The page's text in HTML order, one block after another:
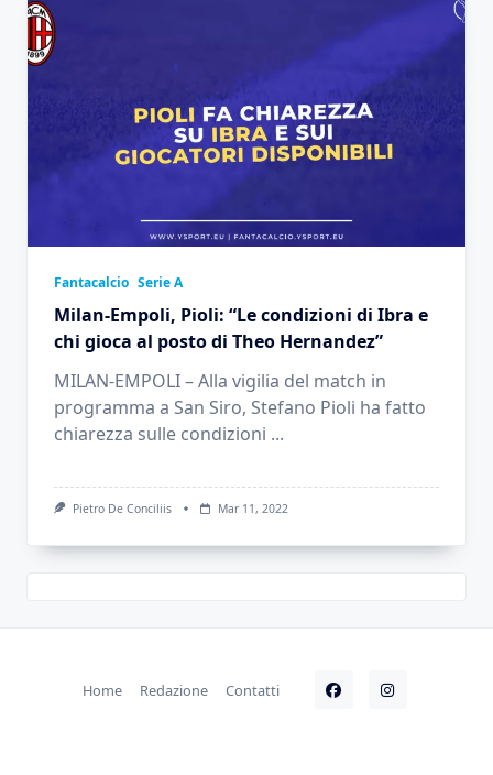
Fantacalcio Serie A
Milan-Empoli, Pioli: “Le condizioni di Ibra e
chi gioca al posto di Theo Hernandez”
MILAN-EMPOLI – Alla vigilia del match in
programma a San Siro, Stefano Pioli ha fatto
chiarezza sulle condizioni ...
Pietro De Conciliis Mar 11, 2022
Home Redazione Contatti